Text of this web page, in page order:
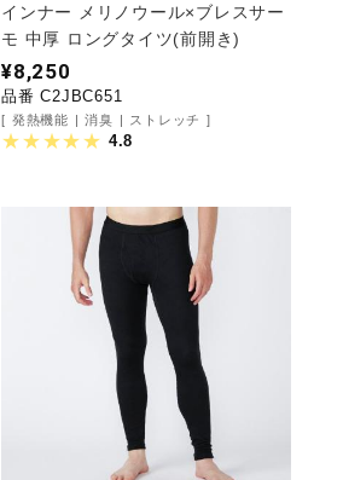
インナー メリノウール×ブレスサー
モ 中厚 ロングタイツ(前開き)
¥8,250
品番 C2JBC651
発熱機能 消臭 ストレッチ
4.8